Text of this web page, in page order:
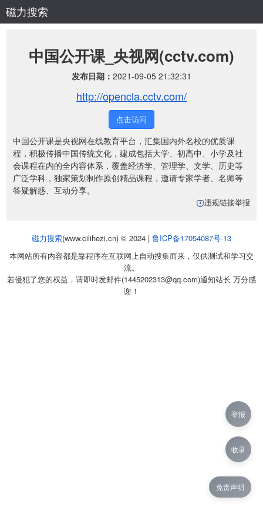
磁力搜索
中国公开课_央视网(cctv.com)
发布日期： 2021-09-05 21:32:31
http://opencla.cctv.com/
点击访问
中国公开课是央视网在线教育平台，汇集国内外名校的优质课
程，积极传播中国传统文化，建成包括大学、初高中、小学及社
会课程在内的全内容体系，覆盖经济学、管理学、文学、历史等
广泛学科，独家策划制作原创精品课程，邀请专家学者、名师等
答疑解惑、互动分享。
违规链接举报
磁力搜索(www.cilihezi.cn) © 2024 | 鲁ICP备17054087号-13
本网站所有内容都是靠程序在互联网上自动搜集而来，仅供测试和学习交
流。
若侵犯了您的权益，请即时发邮件(1445202313@qq.com)通知站长 万分感
谢！
免责声明
举报
收录